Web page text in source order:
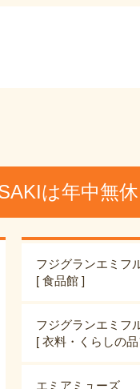
は年中無休
フジグランエミフ
[ 食品館 ]
フジグランエミフ
[ 衣料・くらしの
エミアミューズ